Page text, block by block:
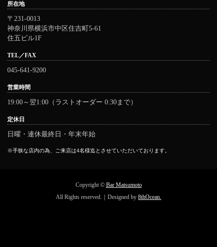
所在地
〒231-0013
神奈川県横浜市中区住吉町5-61
住五ビル1F
TEL／FAX
045-641-9200
営業時間
19:00～翌1:00（ラストオーダー 0:30まで）
定休日
日曜・連休最終日・年末年始
※手狭な店内の為、ご来店は4名様迄とさせていただいております。
Copyright © Bar Matsumoto
All Rights reserved.｜Designed by 8thOcean.